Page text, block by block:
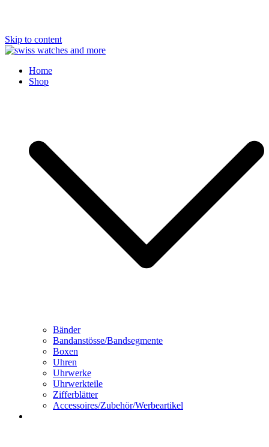
Skip to content
Swiss Watches and More
Home
Shop
Bänder
Bandanstösse/Bandsegmente
Boxen
Uhren
Uhrwerke
Uhrwerkteile
Zifferblätter
Accessoires/Zubehör/Werbeartikel